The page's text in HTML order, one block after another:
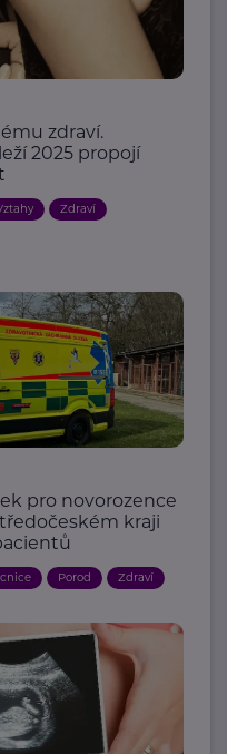
zdraví.
2025 propojí
Zdraví
pro novorozence
kraji
Porod Zdraví